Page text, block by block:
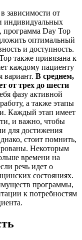
зависимости от
индивидуальных
программа Day Top
оптимальный
и доступность.
также привязана к
каждому пациенту
вариант. В среднем,
от трех до шести
фазу активной
а также этапы
Каждый этап имеет
и важно, чтобы
для достижения
стоит помнить,
Некоторым
времени на
речь идет о
состояниях.
программы,
к потребностям